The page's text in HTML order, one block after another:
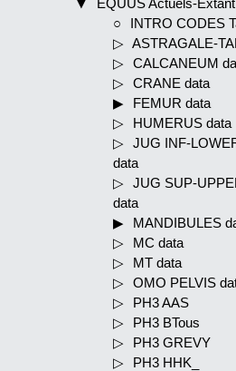
EQUUS Actuels-
INTRO CODES
ASTRAGALE-
CALCANEUM
CRANE data
FEMUR data
HUMERUS data
JUG INF-
data
JUG SUP-
data
MANDIBULES
MC data
MT data
OMO PELVIS
PH3 AAS
PH3 BTous
PH3 GREVY
PH3 HHK_